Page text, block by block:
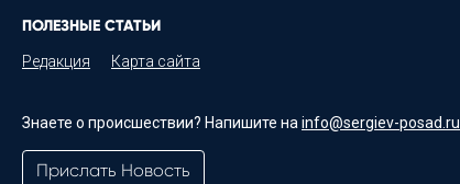
ПОЛЕЗНЫЕ СТАТЬИ
Редакция Карта сайта
Знаете о происшествии? Напишите на info@sergiev-posad.ru
Прислать Новость